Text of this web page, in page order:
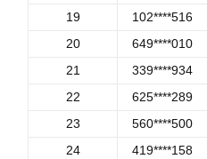
19
102****516
20
649****010
21
339****934
22
625****289
23
560****500
24
419****158